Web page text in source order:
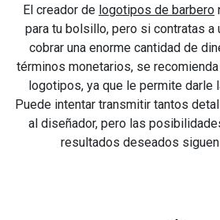
El creador de logotipos de barbero
para tu bolsillo, pero si contratas a
cobrar una enorme cantidad de
términos monetarios, se
logotipos, ya que le permite darle
Puede intentar transmitir tantos
al diseñador, pero las
resultados deseados